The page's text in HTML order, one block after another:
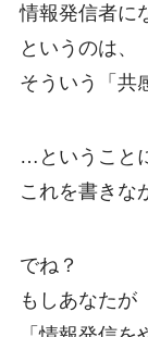
情報発信者に
というのは、
そういう「共
…ということ
これを書きな
でね？
もしあなたが